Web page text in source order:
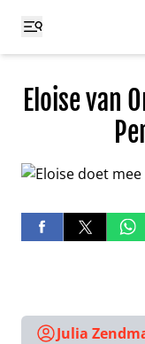
Eloise van
Julia